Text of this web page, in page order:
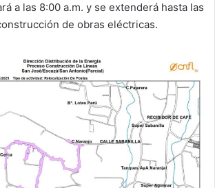
a las 8:00 a.m. y se extenderá hasta las
de obras eléctricas.